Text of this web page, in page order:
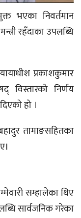
भएका निवर्तमान
रहँदाका उपलब्धि
प्रकाशकुमार
विस्तारको निर्णय
हो ।
तामाङसहितका
सम्हालेका थिए
सार्वजनिक गरेका